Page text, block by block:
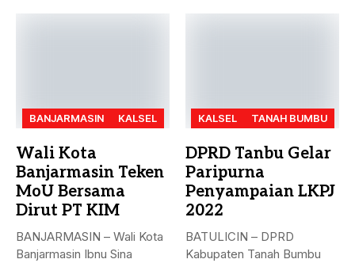
BANJARMASIN KALSEL
Wali Kota
Banjarmasin Teken
MoU Bersama
Dirut PT KIM
BANJARMASIN – Wali Kota
Banjarmasin Ibnu Sina
KALSEL TANAH BUMBU
DPRD Tanbu Gelar
Paripurna
Penyampaian LKPJ
2022
BATULICIN – DPRD
Kabupaten Tanah Bumbu